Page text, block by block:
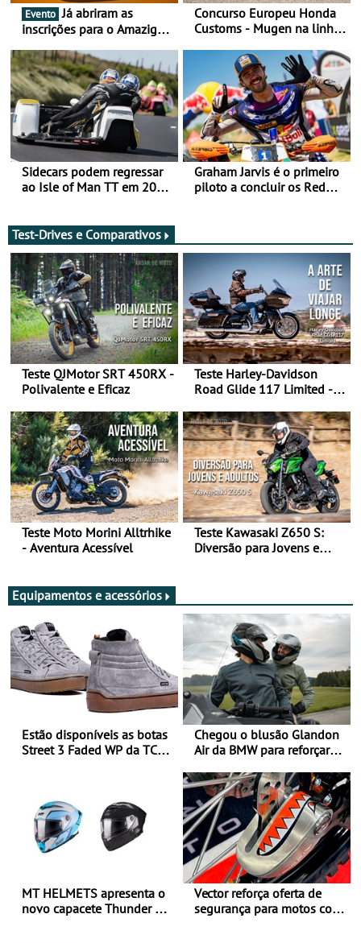
Evento Já abriram as
inscrições para o Amazigh
Marrocos, de 23 abril a 1
maio - The ultimate
experience in Morocco
Concurso Europeu Honda
Customs - Mugen na linha
Sidecars podem regressar
ao Isle of Man TT em 2027
Graham Jarvis é o primeiro
piloto a concluir os Red
Test-Drives e Comparativos
Teste QJMotor SRT 450RX -
Polivalente e Eficaz
Teste Harley-Davidson
Road Glide 117 Limited - A
Teste Moto Morini Alltrhike
- Aventura Acessível
Teste Kawasaki Z650 S:
Diversão para Jovens e
Equipamentos e acessórios
Estão disponíveis as botas
Street 3 Faded WP da TCX
Chegou o blusão Glandon
Air da BMW para reforçar
verão
MT HELMETS apresenta o
novo capacete Thunder 4 R
Vector reforça oferta de
segurança para motos com